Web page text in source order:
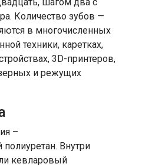
Количество зубов —
в многочисленных
техники, каретках,
3D-принтеров,
и режущих
–
Внутри
кевларовый